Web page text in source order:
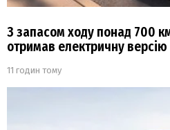
З запасом ходу понад 700
отримав електричну версію
11 годин тому